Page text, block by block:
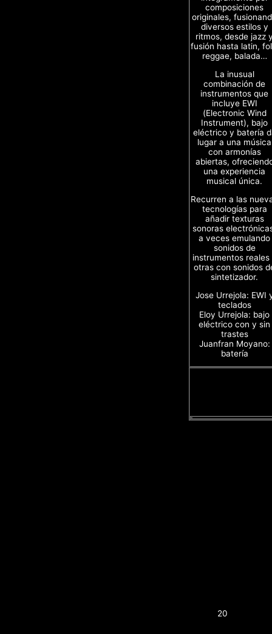
composiciones
originales,
diversos estilos y
ritmos, desde jazz
fusión hasta latin,
reggae, balada…
La inusual
combinación de
instrumentos que
incluye EWI
(Electronic Wind
Instrument), bajo
eléctrico y batería
lugar a una música
con armonías
abiertas,
una experiencia
musical única.
Recurren a las
tecnologías para
añadir texturas
sonoras
a veces emulando
sonidos de
instrumentos reales
otras con sonidos
sintetizador.
Jose Urrejola: EWI
teclados
Eloy Urrejola: bajo
eléctrico con y sin
trastes
Juanfran Moyano:
batería
20